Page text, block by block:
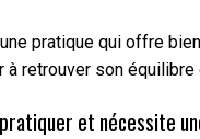
pratique qui offre
retrouver son
et nécessite